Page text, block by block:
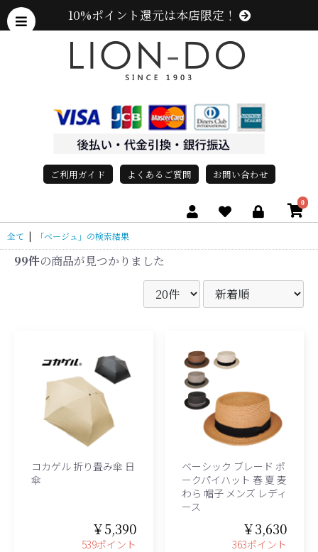
10%ポイント還元は本店限定！
ご利用ガイド よくあるご質問 お問い合わせ
0
全て | 「ベージュ」の検索結果
99件の商品が見つかりました
コカゲル 折り畳み傘 日
傘
￥5,390
539ポイント
ベーシック ブレード ポ
ークパイハット 春 夏 麦
わら 帽子 メンズ レディ
ース
￥3,630
363ポイント